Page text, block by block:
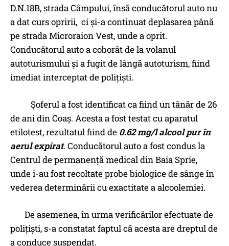
D.N.18B, strada Câmpului, însă conducătorul auto nu
a dat curs opririi, ci și-a continuat deplasarea până
pe strada Microraion Vest, unde a oprit.
Conducătorul auto a coborât de la volanul
autoturismului și a fugit de lângă autoturism, fiind
imediat interceptat de polițiști.
Șoferul a fost identificat ca fiind un tânăr de 26
de ani din Coaș. Acesta a fost testat cu aparatul
etilotest, rezultatul fiind de 0.62 mg/l alcool pur în
aerul expirat. Conducătorul auto a fost condus la
Centrul de permanență medical din Baia Sprie,
unde i-au fost recoltate probe biologice de sânge în
vederea determinării cu exactitate a alcoolemiei.
De asemenea, în urma verificărilor efectuate de
polițiști, s-a constatat faptul că acesta are dreptul de
a conduce suspendat.